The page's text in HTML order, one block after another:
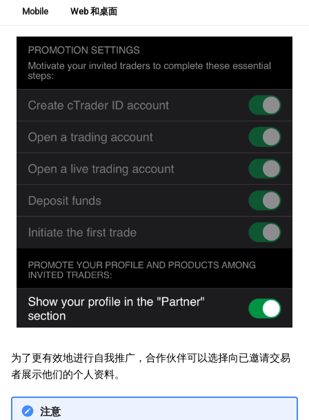
Mobile Web 和桌面
为了更有效地进行自我推广，合作伙伴可以选择向已邀请交易
者展示他们的个人资料。
注意